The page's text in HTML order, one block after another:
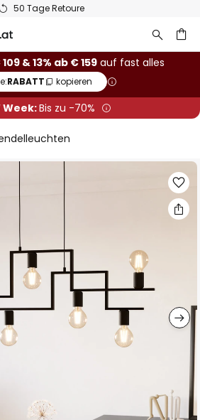
50 Tage Retoure
& 13% ab € 159auf fast alles
RABATT kopieren
Week:Bis zu -70%